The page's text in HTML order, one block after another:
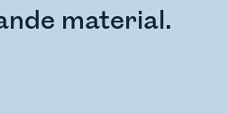
material.